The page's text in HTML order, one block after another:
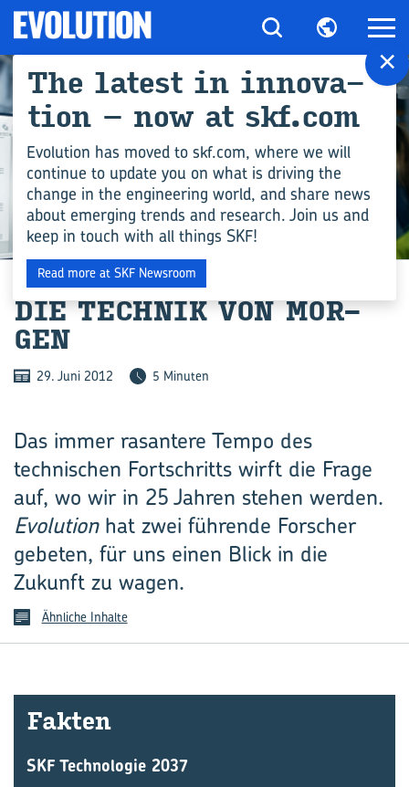
INGENIEURSWISSEN
DIE TECH­NIK VON MOR­
GEN
29. Juni 2012 5 Minuten
Das immer rasantere Tempo des
technischen Fortschritts wirft die Frage
auf, wo wir in 25 Jahren stehen werden.
Evolutionhat zwei führende Forscher
gebeten, für uns einen Blick in die
Zukunft zu wagen.
Ähnliche Inhalte
Fak­ten
SKF Technologie 2037
×
The la­test in in­no­va­
ti­on – now at skf.com
Evolution has moved to skf.com, where we will
continue to update you on what is driving the
change in the engineering world, and share news
about emerging trends and research. Join us and
keep in touch with all things SKF!
Read more at SKF Newsroom